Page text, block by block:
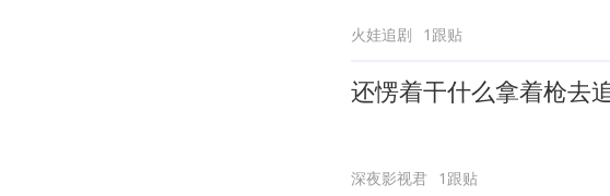
火娃追剧 1跟贴
还愣着干什么拿着枪去
深夜影视君 1跟贴